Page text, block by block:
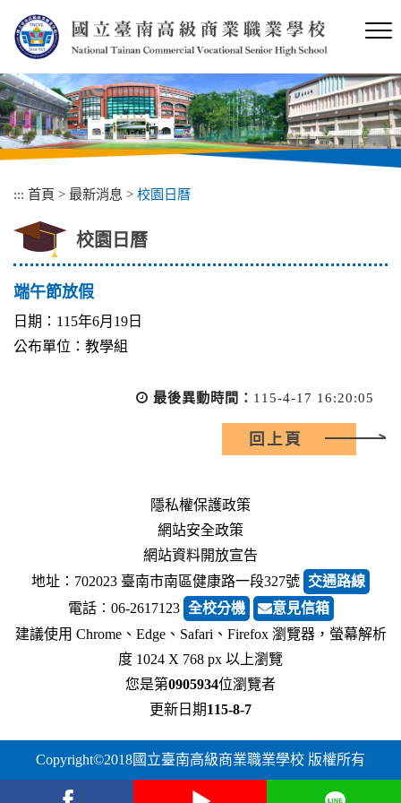
內
容
區
塊
::: 首頁 > 最新消息 > 校園日曆
校園日曆
端午節放假
日期：115年6月19日
公布單位：教學組
最後異動時間： 115-4-17 16:20:05
回上頁
隱私權保護政策
網站安全政策
網站資料開放宣告
地址：702023 臺南市南區健康路一段327號 交通路線
電話︰06-2617123 全校分機
意見信箱
建議使用 Chrome、Edge、Safari、Firefox 瀏覽器，螢幕解析
度 1024 X 768 px 以上瀏覽
您是第0905934位瀏覽者
更新日期115-8-7
Copyright©2018國立臺南高級商業職業學校 版權所有